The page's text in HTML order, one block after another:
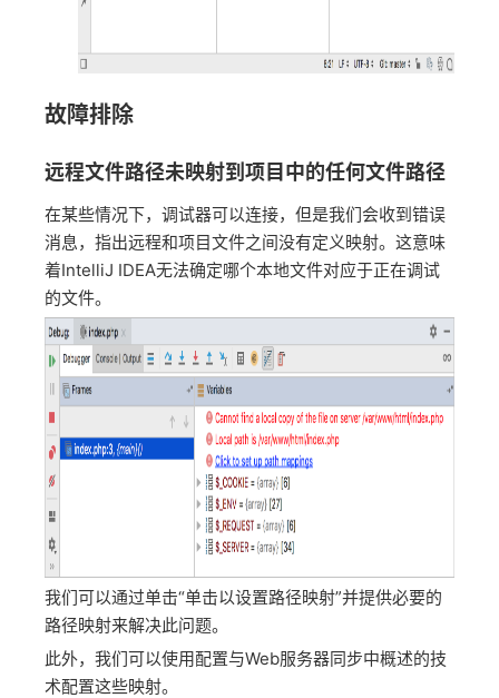
故障排除
远程文件路径未映射到项目中的任何文件路径
在某些情况下，调试器可以连接，但是我们会收到错误
消息，指出远程和项目文件之间没有定义映射。这意味
着IntelliJ IDEA无法确定哪个本地文件对应于正在调试
的文件。
我们可以通过单击“单击以设置路径映射”并提供必要的
路径映射来解决此问题。
此外，我们可以使用配置与Web服务器同步中概述的技
术配置这些映射。